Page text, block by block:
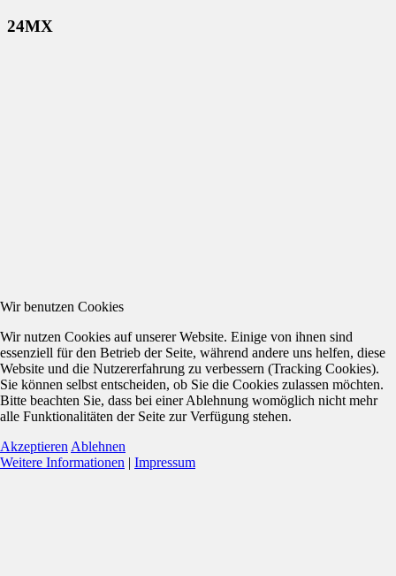
24MX
Wir benutzen Cookies
Wir nutzen Cookies auf unserer Website. Einige von ihnen sind
essenziell für den Betrieb der Seite, während andere uns helfen, diese
Website und die Nutzererfahrung zu verbessern (Tracking Cookies).
Sie können selbst entscheiden, ob Sie die Cookies zulassen möchten.
Bitte beachten Sie, dass bei einer Ablehnung womöglich nicht mehr
alle Funktionalitäten der Seite zur Verfügung stehen.
Akzeptieren Ablehnen
Weitere Informationen | Impressum